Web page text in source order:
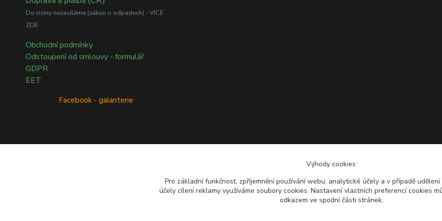
Do ciziny nezasíláme (zákon o odpadech) - VÍCE
ZDE
Obchodní podmínky
Odstoupení od smlouvy - formulář
GDPR
EET
Facebook - galanterie
Výhody cookies:
Pro základní funkčnost, zpříjemnění používání webu, analytické účely a v případě
účely cílení reklamy využíváme soubory cookies. Nastavení vlastních preferencí cookies
odkazem ve spodní části stránek.